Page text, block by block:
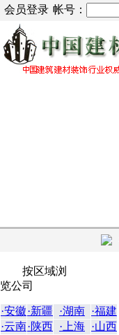
会员登录 帐号：
按区域浏
览公司
·安徽·新疆 ·湖南 ·福建
·云南·陕西 ·上海 ·山西